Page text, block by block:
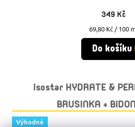
349 Kč
Měrná
cena:
69,80 Kč / 100
Do košíku
Isostar HYDRATE &
BRUSINKA +
Výhodné